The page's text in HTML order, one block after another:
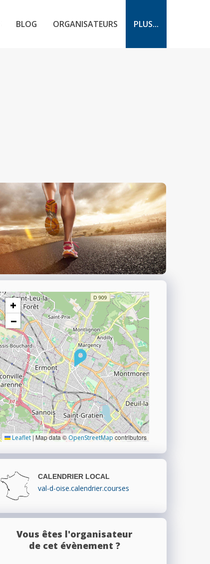
BLOG ORGANISATEURS PLUS...
+
−
Leaflet | Map data ©OpenStreetMap contributors
CALENDRIER LOCAL
val-d-oise.calendrier.courses
Vous êtes l'organisateur
de cet évènement ?